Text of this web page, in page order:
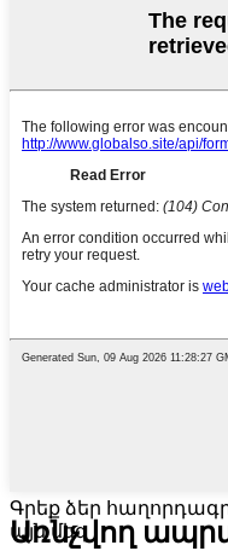
Գրեք ձեր
այն մեզ
Առնչվող